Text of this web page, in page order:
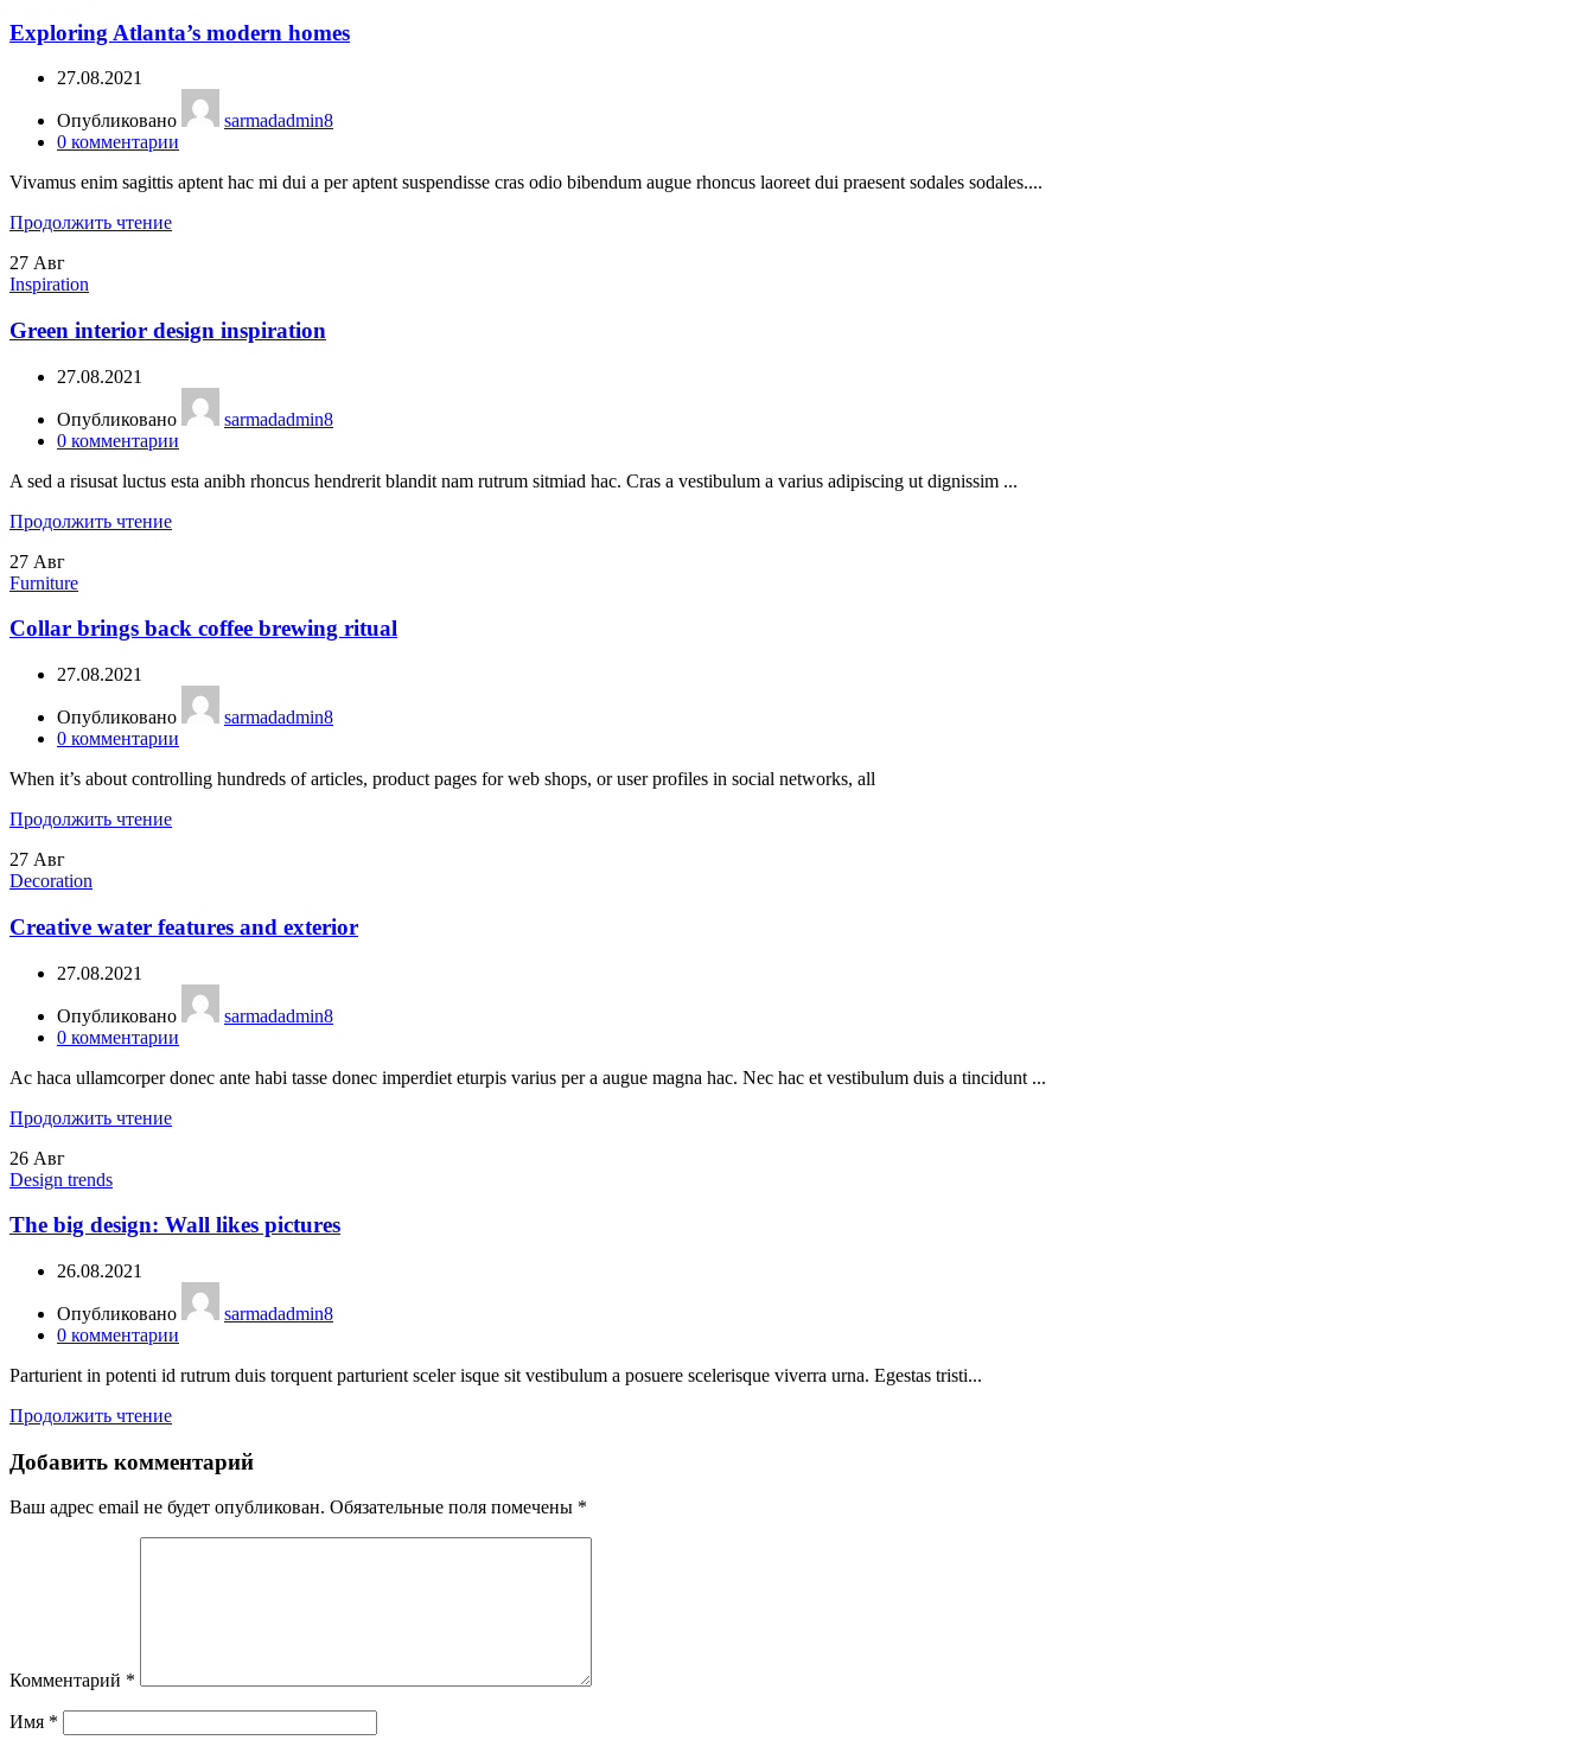
Exploring Atlanta’s modern homes
27.08.2021
Опубликовано
sarmadadmin8
0 комментарии
Vivamus enim sagittis aptent hac mi dui a per aptent suspendisse cras odio bibendum augue rhoncus laoreet dui praesent sodales sodales....
Продолжить чтение
27 Авг
Inspiration
Green interior design inspiration
27.08.2021
Опубликовано
sarmadadmin8
0 комментарии
A sed a risusat luctus esta anibh rhoncus hendrerit blandit nam rutrum sitmiad hac. Cras a vestibulum a varius adipiscing ut dignissim ...
Продолжить чтение
27 Авг
Furniture
Collar brings back coffee brewing ritual
27.08.2021
Опубликовано
sarmadadmin8
0 комментарии
When it’s about controlling hundreds of articles, product pages for web shops, or user profiles in social networks, all
Продолжить чтение
27 Авг
Decoration
Creative water features and exterior
27.08.2021
Опубликовано
sarmadadmin8
0 комментарии
Ac haca ullamcorper donec ante habi tasse donec imperdiet eturpis varius per a augue magna hac. Nec hac et vestibulum duis a tincidunt ...
Продолжить чтение
26 Авг
Design trends
The big design: Wall likes pictures
26.08.2021
Опубликовано
sarmadadmin8
0 комментарии
Parturient in potenti id rutrum duis torquent parturient sceler isque sit vestibulum a posuere scelerisque viverra urna. Egestas tristi...
Продолжить чтение
Добавить комментарий
Ваш адрес email не будет опубликован. Обязательные поля помечены *
Комментарий *
Имя *